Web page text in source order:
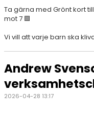
Ta gärna med Grönt kort
mot 7 🟩
Vi vill att varje barn ska
Andrew
2026-04-28 13:17